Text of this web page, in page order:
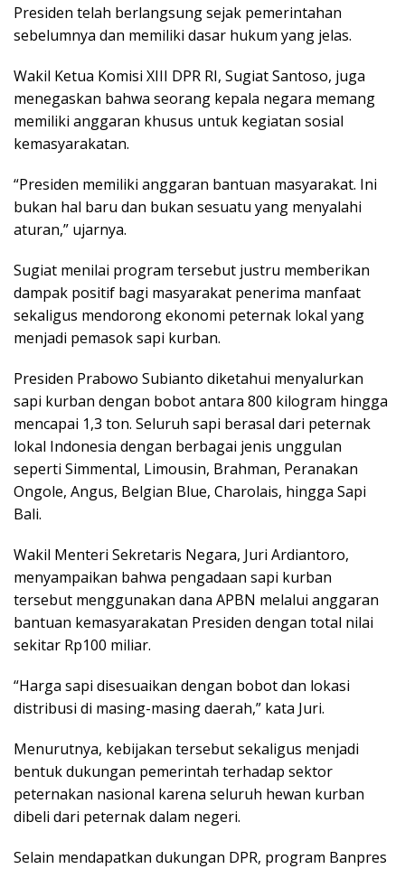
Presiden telah berlangsung sejak pemerintahan
sebelumnya dan memiliki dasar hukum yang jelas.
Wakil Ketua Komisi XIII DPR RI, Sugiat Santoso, juga
menegaskan bahwa seorang kepala negara memang
memiliki anggaran khusus untuk kegiatan sosial
kemasyarakatan.
“Presiden memiliki anggaran bantuan masyarakat. Ini
bukan hal baru dan bukan sesuatu yang menyalahi
aturan,” ujarnya.
Sugiat menilai program tersebut justru memberikan
dampak positif bagi masyarakat penerima manfaat
sekaligus mendorong ekonomi peternak lokal yang
menjadi pemasok sapi kurban.
Presiden Prabowo Subianto diketahui menyalurkan
sapi kurban dengan bobot antara 800 kilogram hingga
mencapai 1,3 ton. Seluruh sapi berasal dari peternak
lokal Indonesia dengan berbagai jenis unggulan
seperti Simmental, Limousin, Brahman, Peranakan
Ongole, Angus, Belgian Blue, Charolais, hingga Sapi
Bali.
Wakil Menteri Sekretaris Negara, Juri Ardiantoro,
menyampaikan bahwa pengadaan sapi kurban
tersebut menggunakan dana APBN melalui anggaran
bantuan kemasyarakatan Presiden dengan total nilai
sekitar Rp100 miliar.
“Harga sapi disesuaikan dengan bobot dan lokasi
distribusi di masing-masing daerah,” kata Juri.
Menurutnya, kebijakan tersebut sekaligus menjadi
bentuk dukungan pemerintah terhadap sektor
peternakan nasional karena seluruh hewan kurban
dibeli dari peternak dalam negeri.
Selain mendapatkan dukungan DPR, program Banpres